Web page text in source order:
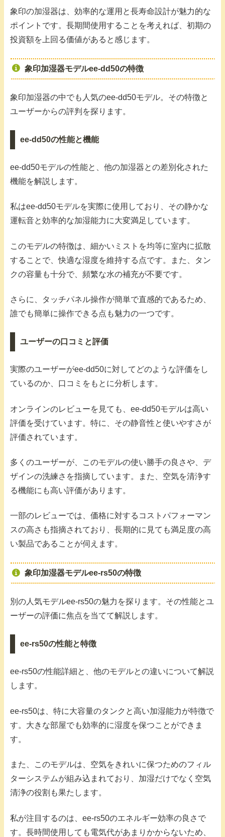
象印の加湿器は、効率的な運用と長寿命設計が魅力的な
ポイントです。長期間使用することを考えれば、初期の
投資額を上回る価値があると感じます。
象印加湿器モデルee-dd50の特徴
象印加湿器の中でも人気のee-dd50モデル。その特徴と
ユーザーからの評判を探ります。
ee-dd50の性能と機能
ee-dd50モデルの性能と、他の加湿器との差別化された
機能を解説します。
私はee-dd50モデルを実際に使用しており、その静かな
運転音と効率的な加湿能力に大変満足しています。
このモデルの特徴は、細かいミストを均等に室内に拡散
することで、快適な湿度を維持する点です。また、タン
クの容量も十分で、頻繁な水の補充が不要です。
さらに、タッチパネル操作が簡単で直感的であるため、
誰でも簡単に操作できる点も魅力の一つです。
ユーザーの口コミと評価
実際のユーザーがee-dd50に対してどのような評価をし
ているのか、口コミをもとに分析します。
オンラインのレビューを見ても、ee-dd50モデルは高い
評価を受けています。特に、その静音性と使いやすさが
評価されています。
多くのユーザーが、このモデルの使い勝手の良さや、デ
ザインの洗練さを指摘しています。また、空気を清浄す
る機能にも高い評価があります。
一部のレビューでは、価格に対するコストパフォーマン
スの高さも指摘されており、長期的に見ても満足度の高
い製品であることが伺えます。
象印加湿器モデルee-rs50の特徴
別の人気モデルee-rs50の魅力を探ります。その性能とユ
ーザーの評価に焦点を当てて解説します。
ee-rs50の性能と特徴
ee-rs50の性能詳細と、他のモデルとの違いについて解説
します。
ee-rs50は、特に大容量のタンクと高い加湿能力が特徴で
す。大きな部屋でも効率的に湿度を保つことができま
す。
また、このモデルは、空気をきれいに保つためのフィル
ターシステムが組み込まれており、加湿だけでなく空気
清浄の役割も果たします。
私が注目するのは、ee-rs50のエネルギー効率の良さで
す。長時間使用しても電気代があまりかからないため、